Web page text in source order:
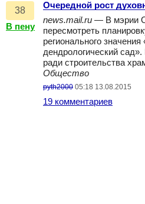
38
В пену
Очередной рост
news.mail.ru — В мэрии
пересмотреть
регионального
дендрологический
ради строительства
Общество
pyth2000 05:18 13.08.2015
19 комментариев